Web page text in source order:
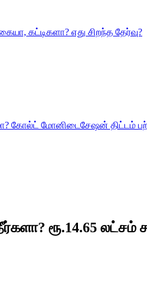
கட்டிகளா? எது சிறந்த தேர்வு?
கோல்ட் மோனிடைசேஷன் திட்டம்
ரூ.14.65